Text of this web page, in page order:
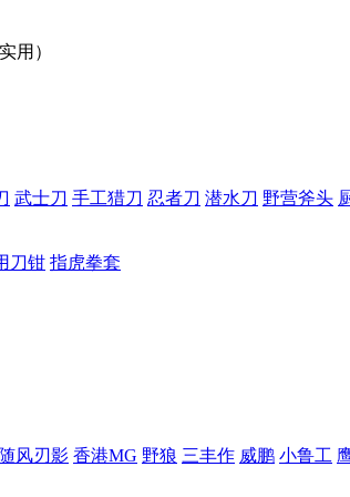
用）
武士刀 手工猎刀 忍者刀 潜水刀 野营斧头
刀钳 指虎拳套
随风刃影 香港MG 野狼 三丰作 威鹏 小鲁工